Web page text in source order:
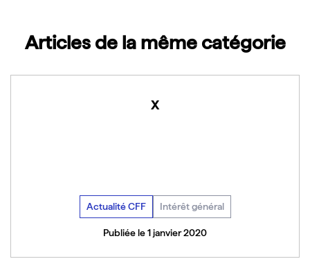
Articles de la même catégorie
x
Actualité CFF Intérêt général
Publiée le 1 janvier 2020